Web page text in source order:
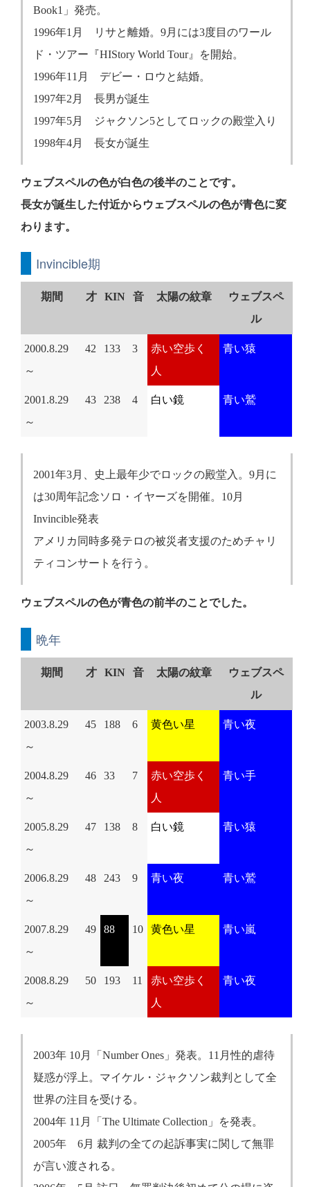
Book1」発売。
1996年1月 リサと離婚。9月には3度目のワール
ド・ツアー『HIStory World Tour』を開始。
1996年11月 デビー・ロウと結婚。
1997年2月 長男が誕生
1997年5月 ジャクソン5としてロックの殿堂入り
1998年4月 長女が誕生
ウェブスペルの色が白色の後半のことです。
長女が誕生した付近からウェブスペルの色が青色に変
わります。
Invincible期
期間 才 KIN 音 太陽の紋章
ウェブスペ
ル
2000.8.29
～
42 133 3
赤い空歩く
人
青い猿
2001.8.29
～
43 238 4 白い鏡 青い鷲
2001年3月、史上最年少でロックの殿堂入。9月に
は30周年記念ソロ・イヤーズを開催。10月
Invincible発表
アメリカ同時多発テロの被災者支援のためチャリ
ティコンサートを行う。
ウェブスペルの色が青色の前半のことでした。
晩年
期間 才 KIN 音 太陽の紋章
ウェブスペ
ル
2003.8.29
～
45 188 6 黄色い星 青い夜
2004.8.29
～
46 33 7
赤い空歩く
人
青い手
2005.8.29
～
47 138 8 白い鏡 青い猿
2006.8.29
～
48 243 9 青い夜 青い鷲
2007.8.29
～
49 88 10 黄色い星 青い嵐
2008.8.29
～
50 193 11
赤い空歩く
人
青い夜
2003年 10月「Number Ones」発表。11月性的虐待
疑惑が浮上。マイケル・ジャクソン裁判として全
世界の注目を受ける。
2004年 11月「The Ultimate Collection」を発表。
2005年 6月 裁判の全ての起訴事実に関して無罪
が言い渡される。